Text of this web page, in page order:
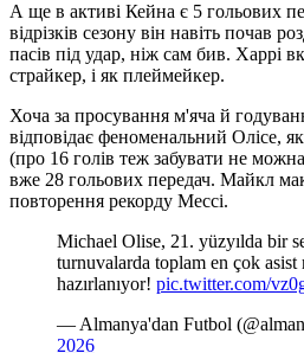
А ще в активі Кейна є 5 гольових
відрізків сезону він навіть почав
пасів під удар, ніж сам бив. Харрі
страйкер, і як плеймейкер.
Хоча за просування м'яча й
відповідає феноменальний Олісе,
(про 16 голів теж забувати не
вже 28 гольових передач. Майкл
повторення рекорду Мессі.
Michael Olise, 21. yüzyılda bir
turnuvalarda toplam en çok asist
hazırlanıyor! pic.twitter.com/
— Almanya'dan Futbol
2026